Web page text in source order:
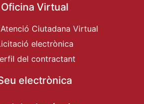
Oficina Virtual
Ciutadana Virtual
electrònica
del contractant
electrònica